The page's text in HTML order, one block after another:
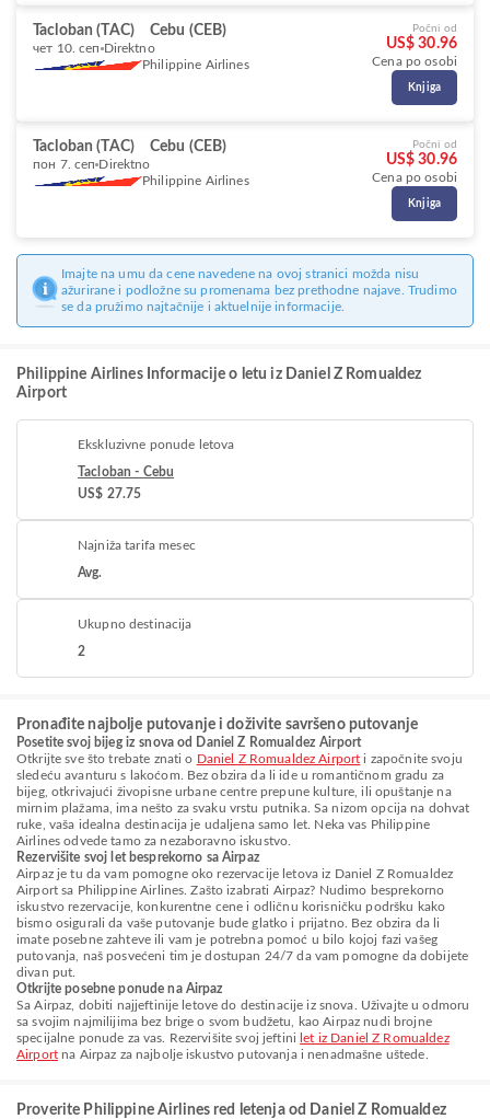
Tacloban (TAC) Cebu (CEB)
чет 10. сеп Direktno
Philippine Airlines
Počni od
US$ 30.96
Cena po osobi
Knjiga
Tacloban (TAC) Cebu (CEB)
пон 7. сеп Direktno
Philippine Airlines
Počni od
US$ 30.96
Cena po osobi
Knjiga
Imajte na umu da cene navedene na ovoj stranici možda nisu
ažurirane i podložne su promenama bez prethodne najave. Trudimo
se da pružimo najtačnije i aktuelnije informacije.
Philippine Airlines Informacije o letu iz Daniel Z Romualdez
Airport
Ekskluzivne ponude letova
Tacloban - Cebu
US$ 27.75
Najniža tarifa mesec
Avg.
Ukupno destinacija
2
Pronađite najbolje putovanje i doživite savršeno putovanje
Posetite svoj bijeg iz snova od Daniel Z Romualdez Airport
Otkrijte sve što trebate znati o Daniel Z Romualdez Airport i započnite svoju
sledeću avanturu s lakoćom. Bez obzira da li ide u romantičnom gradu za
bijeg, otkrivajući živopisne urbane centre prepune kulture, ili opuštanje na
mirnim plažama, ima nešto za svaku vrstu putnika. Sa nizom opcija na dohvat
ruke, vaša idealna destinacija je udaljena samo let. Neka vas Philippine
Airlines odvede tamo za nezaboravno iskustvo.
Rezervišite svoj let besprekorno sa Airpaz
Airpaz je tu da vam pomogne oko rezervacije letova iz Daniel Z Romualdez
Airport sa Philippine Airlines. Zašto izabrati Airpaz? Nudimo besprekorno
iskustvo rezervacije, konkurentne cene i odličnu korisničku podršku kako
bismo osigurali da vaše putovanje bude glatko i prijatno. Bez obzira da li
imate posebne zahteve ili vam je potrebna pomoć u bilo kojoj fazi vašeg
putovanja, naš posvećeni tim je dostupan 24/7 da vam pomogne da dobijete
divan put.
Otkrijte posebne ponude na Airpaz
Sa Airpaz, dobiti najjeftinije letove do destinacije iz snova. Uživajte u odmoru
sa svojim najmilijima bez brige o svom budžetu, kao Airpaz nudi brojne
specijalne ponude za vas. Rezervišite svoj jeftini let iz Daniel Z Romualdez
Airportna Airpaz za najbolje iskustvo putovanja i nenadmašne uštede.
Proverite Philippine Airlines red letenja od Daniel Z Romualdez